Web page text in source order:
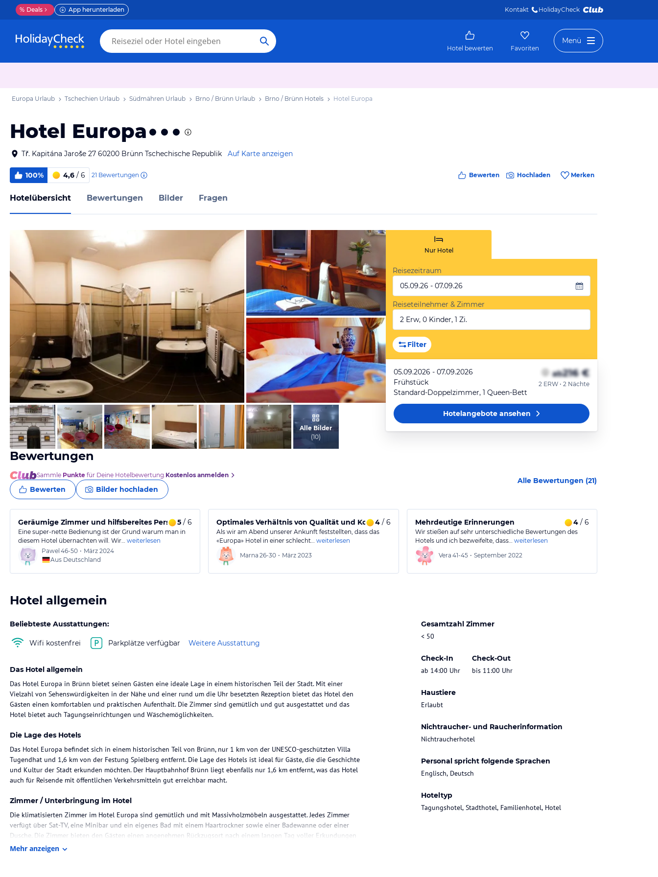
% Deals App herunterladen Kontakt HolidayCheck
Hotel bewerten Favoriten
Menü
Europa Urlaub Tschechien Urlaub Südmähren Urlaub Brno / Brünn Urlaub Brno / Brünn Hotels Hotel Europa
Hotel Europa
Tř. Kapitána Jaroše 27 60200 Brünn Tschechische Republik Auf Karte anzeigen
100% 4,6 / 6 21 Bewertungen Bewerten Hochladen Merken
Hotelübersicht Bewertungen Bilder Fragen
vom Hotelier, September 2012
vom Hotelier, September 2012
vom Hotelier, September 2012
Alle Bilder
(10)
Nur Hotel
Reisezeitraum
05.09.26 - 07.09.26
Reiseteilnehmer & Zimmer
2 Erw, 0 Kinder, 1 Zi.
Filter
05.09.2026 - 07.09.2026
Frühstück
Standard-Doppelzimmer, 1 Queen-Bett
ab216 €
2 ERW • 2 Nächte
Hotelangeboteansehen
Bewertungen
Sammle Punkte für Deine Hotelbewertung.Kostenlos anmelden
Bewerten Bilder hochladen
Alle Bewertungen (21)
Geräumige Zimmer und hilfsbereites Personal in Brünn
5 / 6
Eine super-nette Bedienung ist der Grund warum man in
diesem Hotel übernachten will. Wir… weiterlesen
Pawel 46-50 • März 2024
Aus Deutschland
Optimales Verhältnis von Qualität und Kosten
4/ 6
Als wir am Abend unserer Ankunft feststellten, dass das
«Europa» Hotel in einer schlecht… weiterlesen
Marna 26-30 • März 2023
Mehrdeutige Erinnerungen 4/ 6
Wir stießen auf sehr unterschiedliche Bewertungen des
Hotels und ich bezweifelte, dass… weiterlesen
Vera 41-45 • September 2022
Hotel allgemein
Beliebteste Ausstattungen:
Wifi kostenfrei Parkplätze verfügbar Weitere Ausstattung
Gesamtzahl Zimmer
< 50
Check-In
ab 14:00 Uhr
Check-Out
bis 11:00 Uhr
Haustiere
Erlaubt
Nichtraucher- und Raucherinformation
Nichtraucherhotel
Personal spricht folgende Sprachen
Englisch, Deutsch
Hoteltyp
Tagungshotel, Stadthotel, Familienhotel, Hotel
Das Hotel allgemein
Das Hotel Europa in Brünn bietet seinen Gästen eine ideale Lage in einem historischen Teil der Stadt. Mit einer
Vielzahl von Sehenswürdigkeiten in der Nähe und einer rund um die Uhr besetzten Rezeption bietet das Hotel den
Gästen einen komfortablen und praktischen Aufenthalt. Die Zimmer sind gemütlich und gut ausgestattet und das
Hotel bietet auch Tagungseinrichtungen und Wäschemöglichkeiten.
Die Lage des Hotels
Das Hotel Europa befindet sich in einem historischen Teil von Brünn, nur 1 km von der UNESCO-geschützten Villa
Tugendhat und 1,6 km von der Festung Spielberg entfernt. Die Lage des Hotels ist ideal für Gäste, die die Geschichte
und Kultur der Stadt erkunden möchten. Der Hauptbahnhof Brünn liegt ebenfalls nur 1,6 km entfernt, was das Hotel
auch für Reisende mit öffentlichen Verkehrsmitteln gut erreichbar macht.
Zimmer / Unterbringung im Hotel
Die klimatisierten Zimmer im Hotel Europa sind gemütlich und mit Massivholzmöbeln ausgestattet. Jedes Zimmer
verfügt über Sat-TV, eine Minibar und ein eigenes Bad mit einem Haartrockner sowie einer Badewanne oder einer
Dusche. Die Zimmer bieten den Gästen einen angenehmen Rückzugsort nach einem langen Tag voller Erkundungen
in der Stadt.
Mehr anzeigen